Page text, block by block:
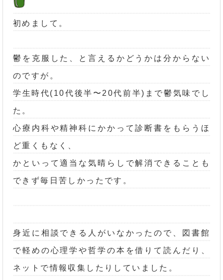
初めまして。
鬱を克服した、と言えるかどうかは分からない
のですが。
学生時代(10代後半〜20代前半)まで鬱気味でし
た。
心療内科や精神科にかかって診断書をもらうほ
ど重くもなく、
かといって適当な気晴らしで解消できることも
できず毎日苦しかったです。
身近に相談できる人がいなかったので、図書館
で軽めの心理学や哲学の本を借りて読んだり、
ネットで情報収集したりしていました。